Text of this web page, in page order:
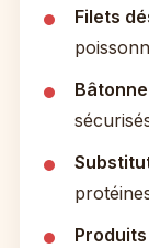
Filets
Produits